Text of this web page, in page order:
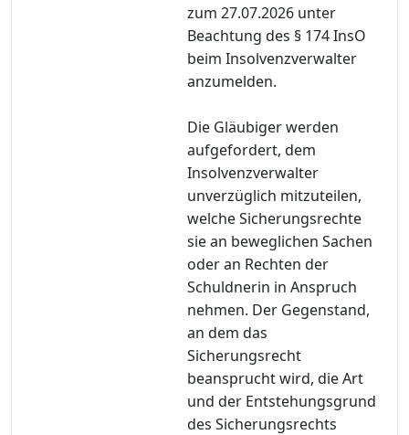
zum 27.07.2026 unter
Beachtung des § 174 InsO
beim Insolvenzverwalter
anzumelden.
Die Gläubiger werden
aufgefordert, dem
Insolvenzverwalter
unverzüglich mitzuteilen,
welche Sicherungsrechte
sie an beweglichen Sachen
oder an Rechten der
Schuldnerin in Anspruch
nehmen. Der Gegenstand,
an dem das
Sicherungsrecht
beansprucht wird, die Art
und der Entstehungsgrund
des Sicherungsrechts